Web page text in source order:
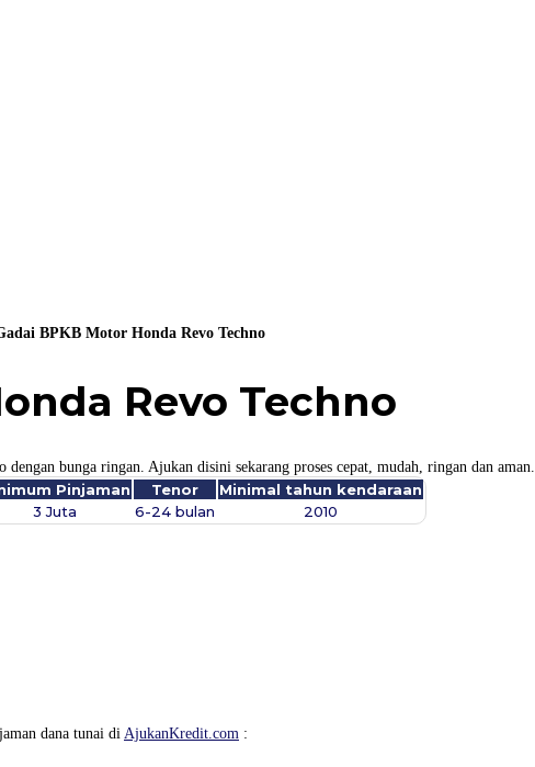
BPKB Motor Honda Revo Techno
Revo Techno
bunga ringan. Ajukan disini sekarang proses cepat, mudah, ringan dan aman.
Pinjaman Tenor
Minimal tahun kendaraan
3 Juta 6-24 bulan 2010
dana tunai di AjukanKredit.com :